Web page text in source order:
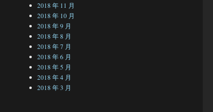
2018 年 11 月
2018 年 10 月
2018 年 9 月
2018 年 8 月
2018 年 7 月
2018 年 6 月
2018 年 5 月
2018 年 4 月
2018 年 3 月